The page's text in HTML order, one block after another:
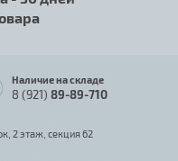
Наличие на складе
8 (921) 89-89-710
2 этаж, секция 62